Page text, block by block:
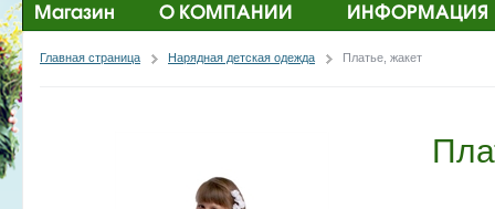
Магазин О КОМПАНИИ ИНФОРМАЦИЯ
Главная страница Нарядная детская одежда Платье, жакет